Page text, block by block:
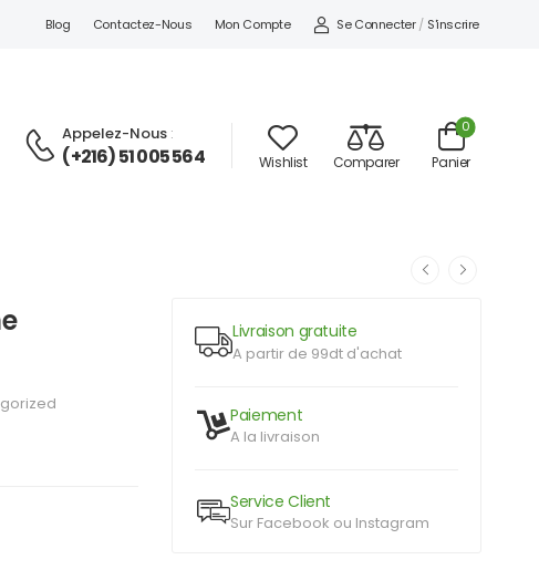
Blog Contactez-Nous Mon Compte Se Connecter / S'inscrire
Appelez-Nous :
(+216) 51 005 564 Wishlist Comparer Panier
0
Livraison gratuite
A partir de 99dt d'achat
Paiement
A la livraison
Service Client
Sur Facebook ou Instagram